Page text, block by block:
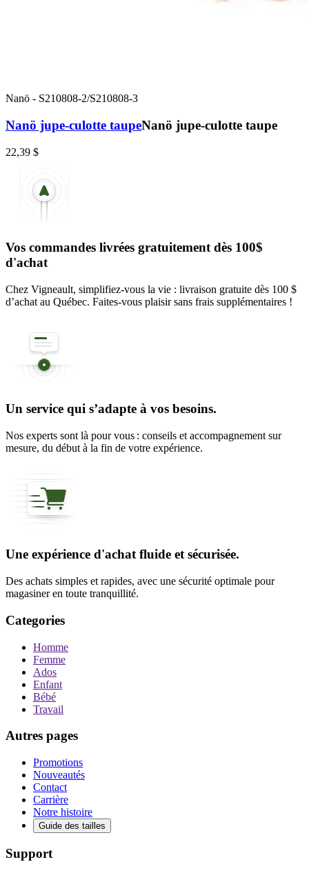
Nanö - S210808-2/S210808-3
Nanö jupe-culotte taupeNanö jupe-culotte taupe
22,39 $
Vos commandes livrées gratuitement dès 100$
d'achat
Chez Vigneault, simplifiez-vous la vie : livraison gratuite dès 100 $
d’achat au Québec. Faites-vous plaisir sans frais supplémentaires !
Un service qui s’adapte à vos besoins.
Nos experts sont là pour vous : conseils et accompagnement sur
mesure, du début à la fin de votre expérience.
Une expérience d'achat fluide et sécurisée.
Des achats simples et rapides, avec une sécurité optimale pour
magasiner en toute tranquillité.
Categories
Homme
Femme
Ados
Enfant
Bébé
Travail
Autres pages
Promotions
Nouveautés
Contact
Carrière
Notre histoire
Guide des tailles
Support